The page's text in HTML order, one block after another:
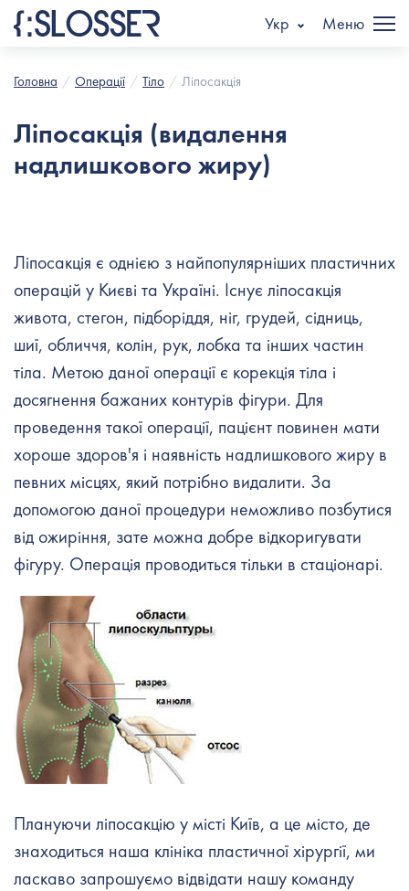
Укр Меню
Головна Операції Тіло Ліпосакція
Ліпосакція (видалення
надлишкового жиру)
Ліпосакція є однією з найпопулярніших пластичних
операцій у Києві та Україні. Існує ліпосакція
живота, стегон, підборіддя, ніг, грудей, сідниць,
шиї, обличчя, колін, рук, лобка та інших частин
тіла. Метою даної операції є корекція тіла і
досягнення бажаних контурів фігури. Для
проведення такої операції, пацієнт повинен мати
хороше здоров'я і наявність надлишкового жиру в
певних місцях, який потрібно видалити. За
допомогою даної процедури неможливо позбутися
від ожиріння, зате можна добре відкоригувати
фігуру. Операція проводиться тільки в стаціонарі.
Плануючи ліпосакцію у місті Київ, а це місто, де
знаходиться наша клініка пластичної хірургії, ми
ласкаво запрошуємо відвідати нашу команду